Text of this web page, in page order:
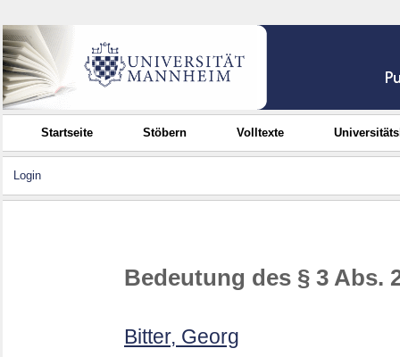
Startseite Stöbern Volltexte
Login
Bedeutung des § 3 Abs.
Bitter, Georg